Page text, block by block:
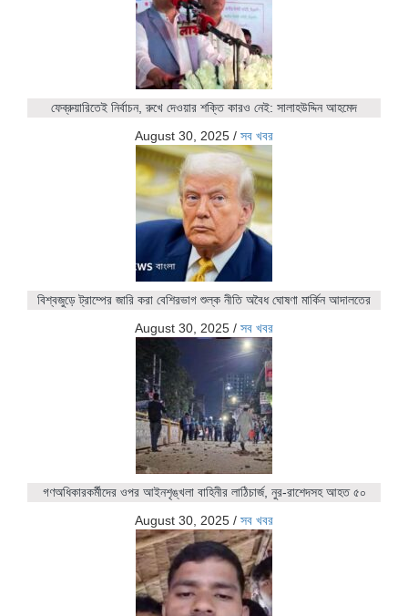
ফেব্রুয়ারিতেই নির্বাচন, রুখে দেওয়ার শক্তি কারও নেই: সালাহউদ্দিন আহমেদ
August 30, 2025 / সব খবর
বিশ্বজুড়ে ট্রাম্পের জারি করা বেশিরভাগ শুল্ক নীতি অবৈধ ঘোষণা মার্কিন আদালতের
August 30, 2025 / সব খবর
গণঅধিকারকর্মীদের ওপর আইনশৃঙ্খলা বাহিনীর লাঠিচার্জ, নুর-রাশেদসহ আহত ৫০
August 30, 2025 / সব খবর